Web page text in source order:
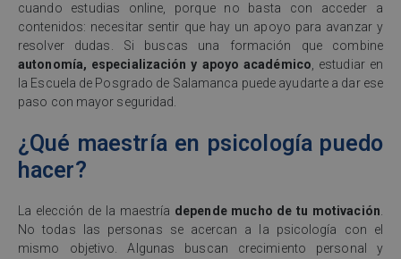
cuando estudias online, porque no basta con acceder a
contenidos: necesitar sentir que hay un apoyo para avanzar y
resolver dudas. Si buscas una formación que combine
autonomía, especialización y apoyo académico, estudiar en
la Escuela de Posgrado de Salamanca puede ayudarte a dar ese
paso con mayor seguridad.
¿Qué maestría en psicología puedo
hacer?
La elección de la maestría depende mucho de tu motivación.
No todas las personas se acercan a la psicología con el
mismo objetivo. Algunas buscan crecimiento personal y